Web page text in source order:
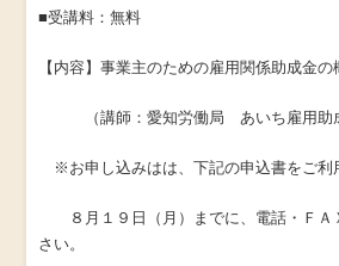
■受講料：無料
【内容】事業主のための雇用関係助成金の
（講師：愛知労働局 あいち雇用助
※お申し込みはは、下記の申込書をご利
８月１９日（月）までに、電話・ＦＡ
さい。